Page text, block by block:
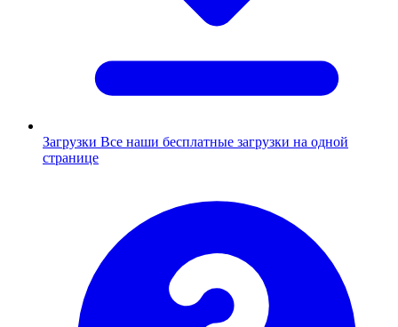
Загрузки Все наши бесплатные загрузки на одной
странице